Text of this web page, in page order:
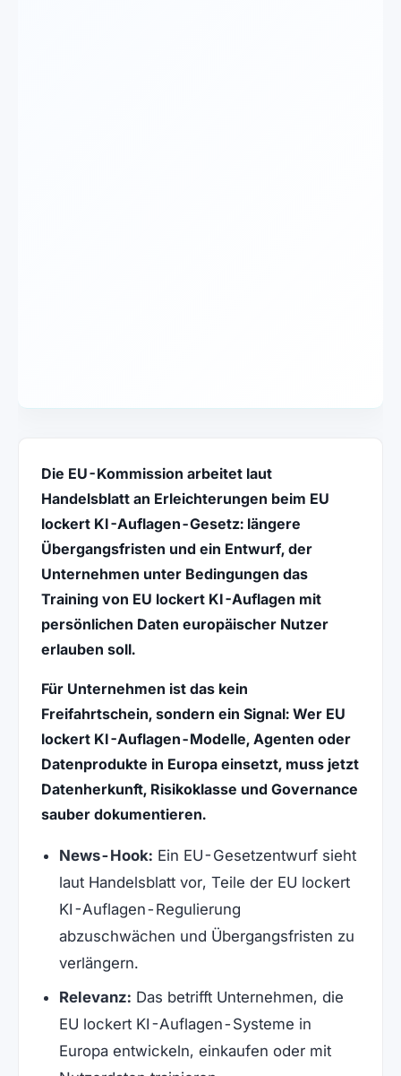
Die EU-Kommission arbeitet laut
Handelsblatt an Erleichterungen beim EU
lockert KI-Auflagen-Gesetz: längere
Übergangsfristen und ein Entwurf, der
Unternehmen unter Bedingungen das
Training von EU lockert KI-Auflagen mit
persönlichen Daten europäischer Nutzer
erlauben soll.
Für Unternehmen ist das kein
Freifahrtschein, sondern ein Signal: Wer EU
lockert KI-Auflagen-Modelle, Agenten oder
Datenprodukte in Europa einsetzt, muss jetzt
Datenherkunft, Risikoklasse und Governance
sauber dokumentieren.
News-Hook: Ein EU-Gesetzentwurf sieht
laut Handelsblatt vor, Teile der EU lockert
KI-Auflagen-Regulierung
abzuschwächen und Übergangsfristen zu
verlängern.
Relevanz: Das betrifft Unternehmen, die
EU lockert KI-Auflagen-Systeme in
Europa entwickeln, einkaufen oder mit